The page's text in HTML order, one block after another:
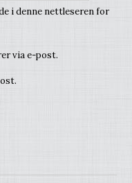
i denne nettleseren for
via e-post.